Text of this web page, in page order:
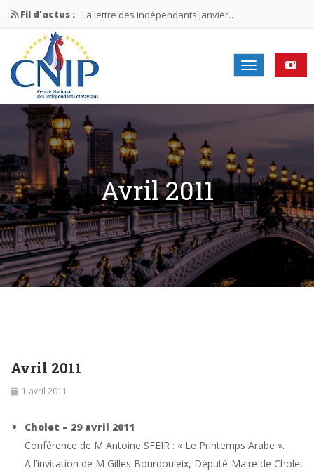
Fil d'actus : La lettre des indépendants Janvier…
La lettre des indépendants Novembre…
La lettre des indépendants Juin…
Mission nationale ÉLECTIONS MUNICIPALES 2026
La lettre des indépendants N°2-2026
Avril 2011
Avril 2011
1 avril 2011
Cholet – 29 avril 2011
Conférence de M Antoine SFEIR : « Le Printemps Arabe ».
A l’invitation de M Gilles Bourdouleix, Député-Maire de Cholet